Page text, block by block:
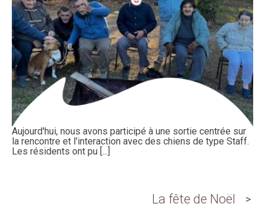
Aujourd'hui, nous avons participé à une sortie centrée sur
la rencontre et l'interaction avec des chiens de type Staff.
Les résidents ont pu [...]
La fête de Noël